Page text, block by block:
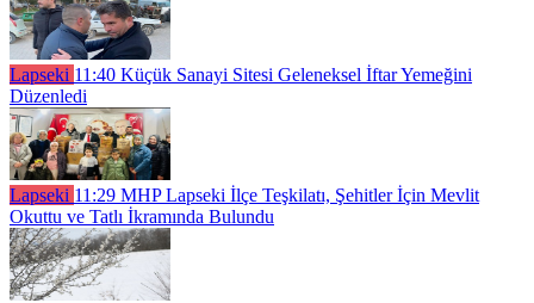
Lapseki 11:40 Küçük Sanayi Sitesi Geleneksel İftar Yemeğini
Düzenledi
Lapseki 11:29 MHP Lapseki İlçe Teşkilatı, Şehitler İçin Mevlit
Okuttu ve Tatlı İkramında Bulundu